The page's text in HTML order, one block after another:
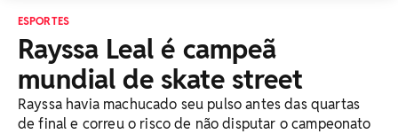
ESPORTES
Rayssa Leal é campeã
mundial de skate street
Rayssa havia machucado seu pulso antes das quartas
de final e correu o risco de não disputar o campeonato